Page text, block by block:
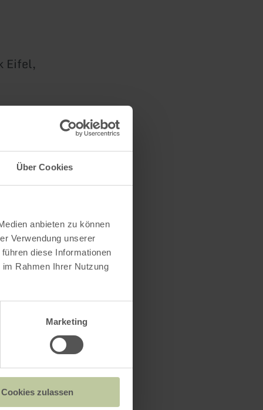
Über Cookies
anbieten zu können
Verwendung unserer
diese Informationen
Rahmen Ihrer Nutzung
Marketing
Cookies zulassen
Eifel,